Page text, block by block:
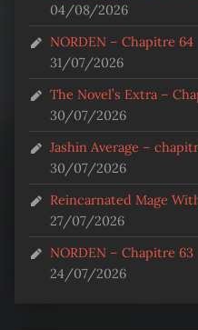
04/08/2026
NORDEN – Chapitre 64
31/07/2026
The Novel’s Extra –
30/07/2026
Jashin Average –
30/07/2026
Reincarnated Mage
27/07/2026
NORDEN – Chapitre 63
24/07/2026